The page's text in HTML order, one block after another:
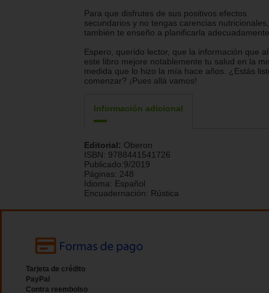
Para que disfrutes de sus positivos efectos
secundarios y no tengas carencias nutricionales,
también te enseño a planificarla
Espero, querido lector, que la información que
este libro mejore notablemente tu salud en la
medida que lo hizo la mía hace años. ¿Estás
comenzar? ¡Pues allá vamos!
Información adicional
Editorial: Oberon
ISBN: 9788441541726
Publicado:9/2019
Páginas: 248
Idioma: Español
Encuadernación: Rústica
Tarjeta de crédito
PayPal
Contra reembolso